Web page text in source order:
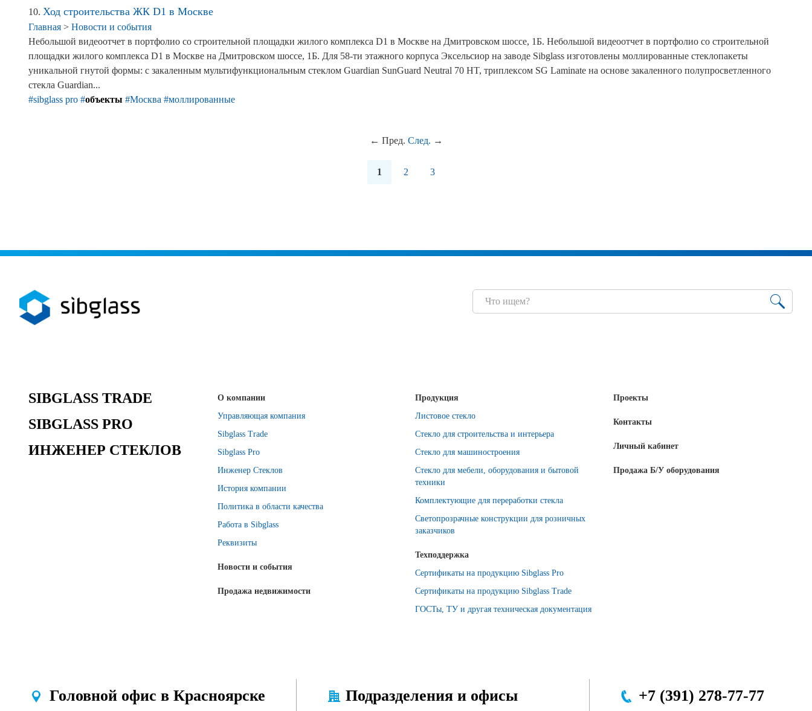
10. Ход строительства ЖК D1 в Москве
Главная > Новости и события
Небольшой видеоотчет в портфолио со строительной площадки жилого комплекса D1 в Москве на Дмитровском шоссе, 1Б. Небольшой видеоотчет в портфолио со строительной
площадки жилого комплекса D1 в Москве на Дмитровском шоссе, 1Б. Для 58-ти этажного корпуса Эксельсиор на заводе Sibglass изготовлены моллированные стеклопакеты
уникальной гнутой формы: с закаленным мультифункциональным стеклом Guardian SunGuard Neutral 70 HT, триплексом SG Laminate на основе закаленного полупросветленного
стекла Guardian...
#sibglass pro #объекты #Москва #моллированные
← Пред. След. →
1 2 3
SIBGLASS TRADE
SIBGLASS PRO
ИНЖЕНЕР СТЕКЛОВ
О компании
Управляющая компания
Sibglass Trade
Sibglass Pro
Инженер Стеклов
История компании
Политика в области качества
Работа в Sibglass
Реквизиты
Новости и события
Продажа недвижимости
Продукция
Листовое стекло
Стекло для строительства и интерьера
Стекло для машиностроения
Стекло для мебели, оборудования и бытовой
техники
Комплектующие для переработки стекла
Светопрозрачные конструкции для розничных
заказчиков
Техподдержка
Сертификаты на продукцию Sibglass Pro
Сертификаты на продукцию Sibglass Trade
ГОСТы, ТУ и другая техническая документация
Проекты
Контакты
Личный кабинет
Продажа Б/У оборудования
Головной офис в Красноярске Подразделения и офисы +7 (391) 278-77-77